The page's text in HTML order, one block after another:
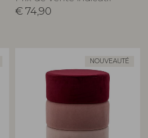
€ 74,90
NOUVEAUTÉ